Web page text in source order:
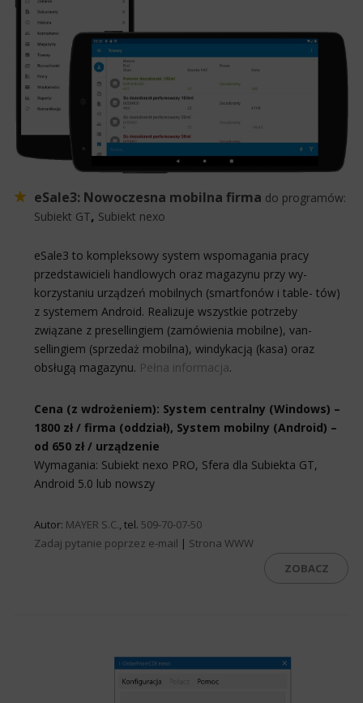
eSale3: Nowoczesna mobilna firma do programów:
Subiekt GT, Subiekt nexo
eSale3 to kompleksowy system wspomagania pracy
przedstawicieli handlowych oraz magazynu przy wy-
korzystaniu urządzeń mobilnych (smartfonów i table- tów)
z systemem Android. Realizuje wszystkie potrzeby
związane z presellingiem (zamówienia mobilne), van-
sellingiem (sprzedaż mobilna), windykacją (kasa) oraz
obsługą magazynu. Pełna informacja.
Cena (z wdrożeniem): System centralny (Windows) –
1800 zł / firma (oddział), System mobilny (Android) –
od 650 zł / urządzenie
Wymagania: Subiekt nexo PRO, Sfera dla Subiekta GT,
Android 5.0 lub nowszy
Autor: MAYER S.C., tel. 509-70-07-50
Zadaj pytanie poprzez e-mail | Strona WWW
ZOBACZ